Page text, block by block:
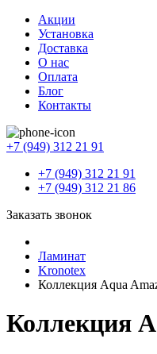
Акции
Установка
Доставка
О нас
Оплата
Блог
Контакты
+7 (949) 312 21 91
+7 (949) 312 21 91
+7 (949) 312 21 86
Заказать звонок
Ламинат
Kronotex
Коллекция Aqua
Коллекция